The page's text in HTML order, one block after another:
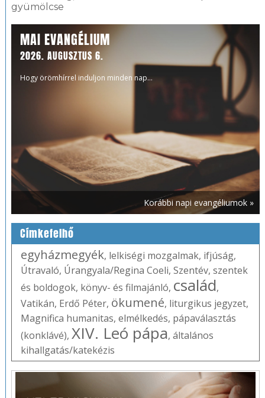
gyümölcse
MAI EVANGÉLIUM
2026. AUGUSZTUS 6.
Hogy örömhírrel induljon minden nap...
Korábbi napi evangéliumok »
Címkefelhő
egyházmegyék, lelkiségi mozgalmak, ifjúság,
Útravaló, Úrangyala/Regina Coeli, Szentév, szentek
és boldogok, könyv- és filmajánló, család,
Vatikán, Erdő Péter, ökumené, liturgikus jegyzet,
Magnifica humanitas, elmélkedés, pápaválasztás
(konklávé), XIV. Leó pápa, általános
kihallgatás/katekézis